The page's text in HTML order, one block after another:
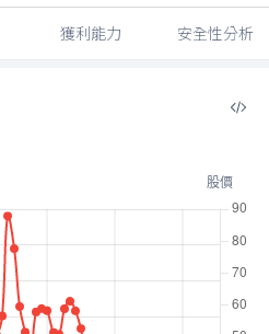
獲利能力 安全性分析